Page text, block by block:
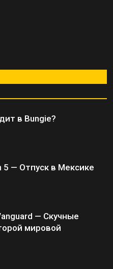
в Bungie?
5 — Отпуск в Мексике
— Скучные
мировой